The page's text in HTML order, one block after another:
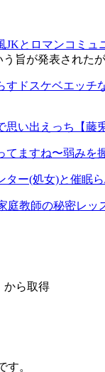
JKとロマンコミ
旨が発表された
すドスケベエッ
い出えっち【藤
ますね〜弱みを
ター(処女)と催眠
庭教師の秘密レ
から取得
す。